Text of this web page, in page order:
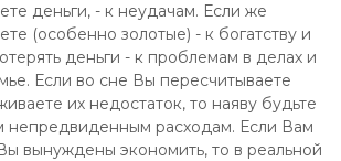
деньги, - к неудачам. Если же
(особенно золотые) - к богатству и
деньги - к проблемам в делах и
Если во сне Вы пересчитываете
их недостаток, то наяву будьте
непредвиденным расходам. Если Вам
вынуждены экономить, то в реальной